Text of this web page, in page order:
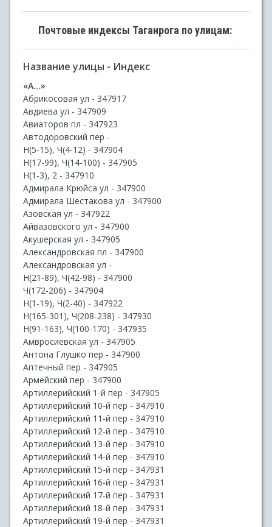
Почтовые индексы Таганрога по улицам:
Название улицы - Индекс
«А...»
Абрикосовая ул - 347917
Авдиева ул - 347909
Авиаторов пл - 347923
Автодоровский пер -
Н(5-15), Ч(4-12) - 347904
Н(17-99), Ч(14-100) - 347905
Н(1-3), 2 - 347910
Адмирала Крюйса ул - 347900
Адмирала Шестакова ул - 347900
Азовская ул - 347922
Айвазовского ул - 347900
Акушерская ул - 347905
Александровская пл - 347900
Александровская ул -
Н(21-89), Ч(42-98) - 347900
Ч(172-206) - 347904
Н(1-19), Ч(2-40) - 347922
Н(165-301), Ч(208-238) - 347930
Н(91-163), Ч(100-170) - 347935
Амвросиевская ул - 347905
Антона Глушко пер - 347900
Аптечный пер - 347905
Армейский пер - 347900
Артиллерийский 1-й пер - 347905
Артиллерийский 10-й пер - 347910
Артиллерийский 11-й пер - 347910
Артиллерийский 12-й пер - 347910
Артиллерийский 13-й пер - 347910
Артиллерийский 14-й пер - 347910
Артиллерийский 15-й пер - 347931
Артиллерийский 16-й пер - 347931
Артиллерийский 17-й пер - 347931
Артиллерийский 18-й пер - 347931
Артиллерийский 19-й пер - 347931